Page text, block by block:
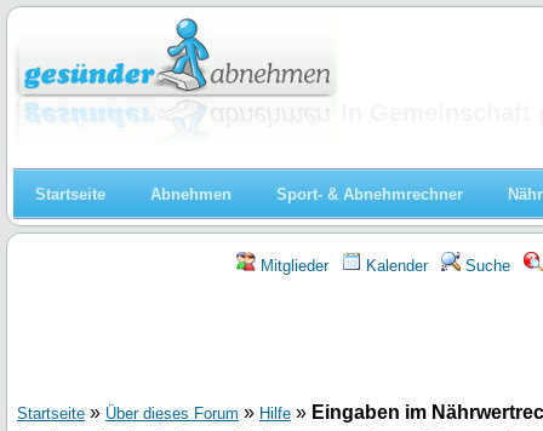
Startseite Abnehmen Sport- & Abnehmrechner
Mitglieder Kalender Suche
Startseite » Über dieses Forum » Hilfe » Eingaben im